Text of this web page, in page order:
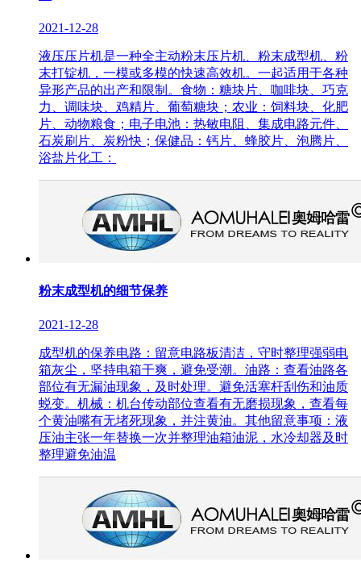
2021-12-28
液压压片机是一种全主动粉末压片机、粉末成型机、粉
末打锭机，一模或多模的快速高效机。一起适用于各种
异形产品的出产和限制。食物：糖块片、咖啡块、巧克
力、调味块、鸡精片、葡萄糖块；农业：饲料块、化肥
片、动物粮食；电子电池：热敏电阻、集成电路元件、
石炭刷片、炭粉快；保健品：钙片、蜂胶片、泡腾片、
浴盐片化工：
粉末成型机的细节保养
2021-12-28
成型机的保养电路：留意电路板清洁，守时整理强弱电
箱灰尘，坚持电箱干爽，避免受潮。油路：查看油路各
部位有无漏油现象，及时处理。避免活塞杆刮伤和油质
蜕变。机械：机台传动部位查看有无磨损现象，查看每
个黄油嘴有无堵死现象，并注黄油。其他留意事项：液
压油主张一年替换一次并整理油箱油泥，水冷却器及时
整理避免油温